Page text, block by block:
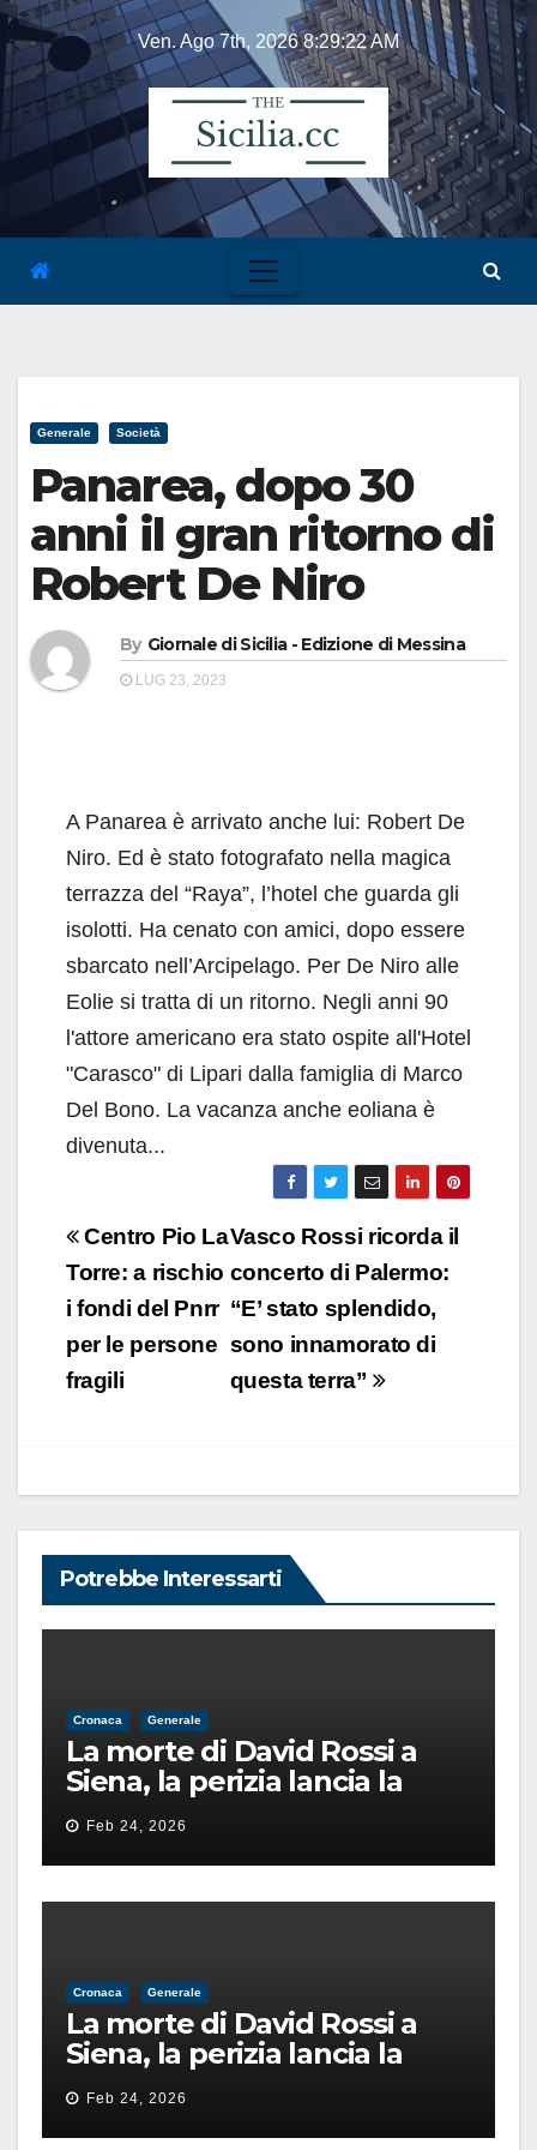
Skip
content
Ven. Ago 7th, 20268:29:22 AM
Generale Società
Panarea, dopo 30
anni il gran ritorno di
Robert De Niro
By Giornale di Sicilia - Edizione di Messina
LUG 23, 2023
A Panarea è arrivato anche lui: Robert De
Niro. Ed è stato fotografato nella magica
terrazza del “Raya”, l’hotel che guarda gli
isolotti. Ha cenato con amici, dopo essere
sbarcato nell’Arcipelago. Per De Niro alle
Eolie si tratta di un ritorno. Negli anni 90
l'attore americano era stato ospite all'Hotel
"Carasco" di Lipari dalla famiglia di Marco
Del Bono. La vacanza anche eoliana è
divenuta...
Navigazione
articoli
Vasco Rossi ricorda il
concerto di Palermo:
“E’ stato splendido,
sono innamorato di
questa terra”
Centro Pio La
Torre: a rischio
i fondi del Pnrr
per le persone
fragili
Potrebbe Interessarti
Cronaca Generale
La morte di David Rossi a
Siena, la perizia lancia la
pista di un’intimidazione
finita male
Feb 24, 2026
Cronaca Generale
La morte di David Rossi a
Siena, la perizia lancia la
pista di un’intimidazione
finita male
Feb 24, 2026